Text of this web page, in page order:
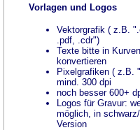
Vorlagen und Logos
Vektorgrafik ( z.B.
.pdf, .cdr")
Texte bitte in Kurven
konvertieren
Pixelgrafiken ( z.B.
mind. 300 dpi
noch besser 600+
Logos für Gravur:
möglich, in
Version